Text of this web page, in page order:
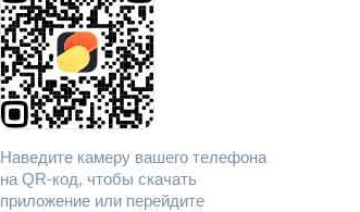
Наведите камеру вашего телефона
на QR-код, чтобы скачать
приложение или перейдите